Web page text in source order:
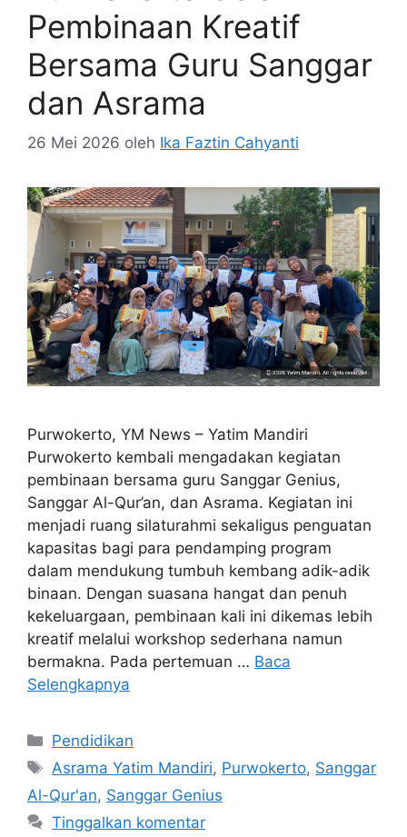
Pembinaan Kreatif
Bersama Guru Sanggar
dan Asrama
26 Mei 2026 oleh Ika Faztin Cahyanti
Purwokerto, YM News – Yatim Mandiri
Purwokerto kembali mengadakan kegiatan
pembinaan bersama guru Sanggar Genius,
Sanggar Al-Qur’an, dan Asrama. Kegiatan ini
menjadi ruang silaturahmi sekaligus penguatan
kapasitas bagi para pendamping program
dalam mendukung tumbuh kembang adik-adik
binaan. Dengan suasana hangat dan penuh
kekeluargaan, pembinaan kali ini dikemas lebih
kreatif melalui workshop sederhana namun
bermakna. Pada pertemuan … Baca
Selengkapnya
Pendidikan
Asrama Yatim Mandiri, Purwokerto, Sanggar
Al-Qur'an, Sanggar Genius
Tinggalkan komentar